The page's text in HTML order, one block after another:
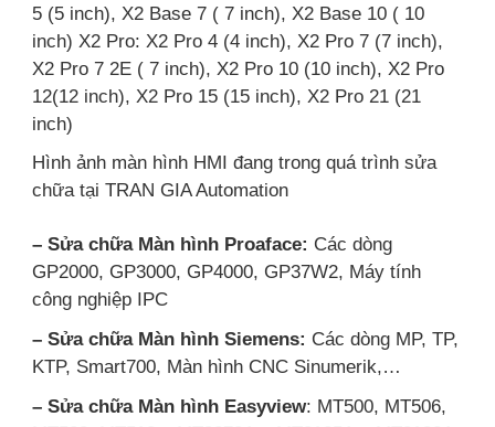
5 (5 inch), X2 Base 7 ( 7 inch), X2 Base 10 ( 10
inch) X2 Pro: X2 Pro 4 (4 inch), X2 Pro 7 (7 inch),
X2 Pro 7 2E ( 7 inch), X2 Pro 10 (10 inch), X2 Pro
12(12 inch), X2 Pro 15 (15 inch), X2 Pro 21 (21
inch)
Hình ảnh màn hình HMI đang trong quá trình sửa
chữa tại TRAN GIA Automation
– Sửa chữa Màn hình Proaface: Các dòng
GP2000, GP3000, GP4000, GP37W2, Máy tính
công nghiệp IPC
– Sửa chữa Màn hình Siemens: Các dòng MP, TP,
KTP, Smart700, Màn hình CNC Sinumerik,…
– Sửa chữa Màn hình Easyview: MT500, MT506,